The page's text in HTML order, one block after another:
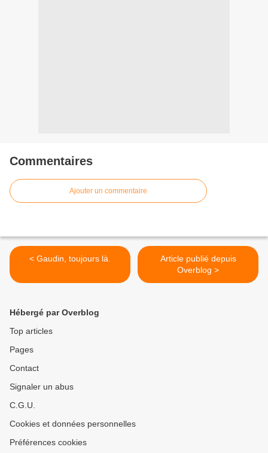
Commentaires
Ajouter un commentaire
< Gaudin, toujours là.
Article publié depuis
Overblog >
Hébergé par Overblog
Top articles
Pages
Contact
Signaler un abus
C.G.U.
Cookies et données personnelles
Préférences cookies